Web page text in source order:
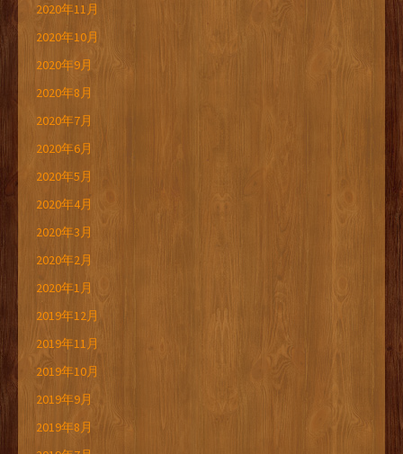
2020年11月
2020年10月
2020年9月
2020年8月
2020年7月
2020年6月
2020年5月
2020年4月
2020年3月
2020年2月
2020年1月
2019年12月
2019年11月
2019年10月
2019年9月
2019年8月